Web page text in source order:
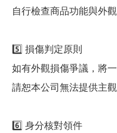
自行檢查商品功能與外觀
5️⃣ 損傷判定原則
如有外觀損傷爭議，將
請恕本公司無法提供主觀
6️⃣ 身分核對領件